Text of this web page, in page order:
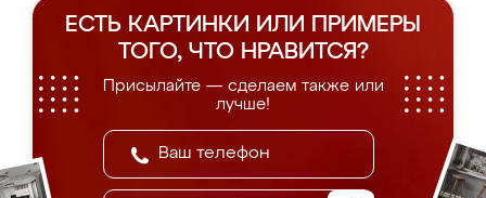
ЕСТЬ КАРТИНКИ ИЛИ ПРИМЕРЫ
ТОГО, ЧТО НРАВИТСЯ?
Присылайте — сделаем также или
лучше!